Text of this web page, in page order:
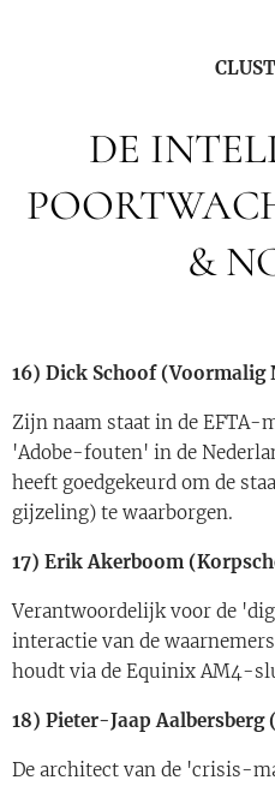
DE
&
16) Dick Schoof (Voormalig
Zijn naam staat in de EFTA-
'Adobe-fouten' in de
heeft goedgekeurd om de
gijzeling) te waarborgen.
17) Erik Akerboom
Verantwoordelijk voor de
interactie van de
houdt via de Equinix AM4-
18) Pieter-Jaap Aalbersberg
De architect van de 'crisis-